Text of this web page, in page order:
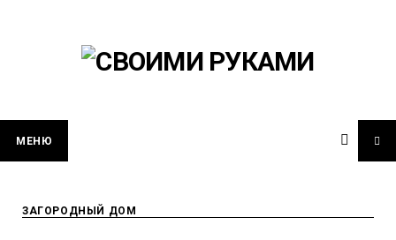
МЕНЮ
ЗАГОРОДНЫЙ ДОМ